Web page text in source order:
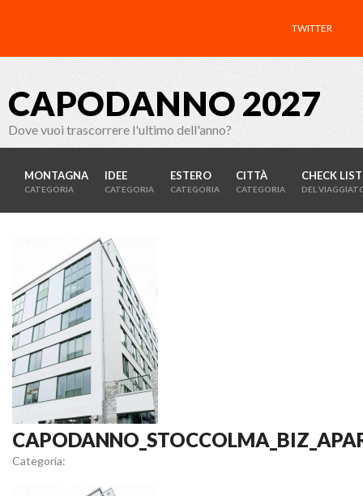
TWITTER
CAPODANNO 2027
Dove vuoi trascorrere l'ultimo dell'anno?
MONTAGNA
CATEGORIA
IDEE
CATEGORIA
ESTERO
CATEGORIA
CITTÀ
CATEGORIA
CHECK LIST
DEL
Categoria: